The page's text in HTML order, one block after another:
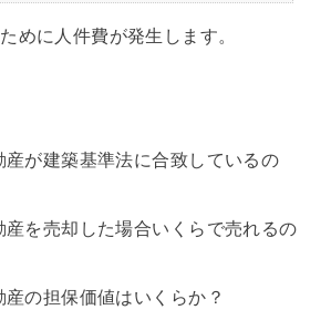
めに人件費が発生します。
産が建築基準法に合致しているの
産を売却した場合いくらで売れるの
の担保価値はいくらか？